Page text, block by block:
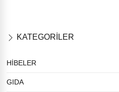
KATEGORİLER
HİBELER
GIDA